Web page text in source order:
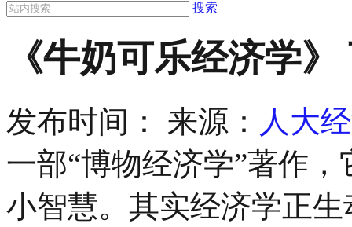
搜索
《牛奶可乐经济学》
发布时间： 来源： 人大
一部“博物经济学”著作
小智慧。其实经济学正